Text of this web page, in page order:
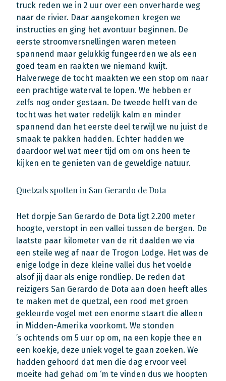
truck reden we in 2 uur over een onverharde weg
naar de rivier. Daar aangekomen kregen we
instructies en ging het avontuur beginnen. De
eerste stroomversnellingen waren meteen
spannend maar gelukkig fungeerden we als een
goed team en raakten we niemand kwijt.
Halverwege de tocht maakten we een stop om naar
een prachtige waterval te lopen. We hebben er
zelfs nog onder gestaan. De tweede helft van de
tocht was het water redelijk kalm en minder
spannend dan het eerste deel terwijl we nu juist de
smaak te pakken hadden. Echter hadden we
daardoor wel wat meer tijd om om ons heen te
kijken en te genieten van de geweldige natuur.
Quetzals spotten in San Gerardo de Dota
Het dorpje San Gerardo de Dota ligt 2.200 meter
hoogte, verstopt in een vallei tussen de bergen. De
laatste paar kilometer van de rit daalden we via
een steile weg af naar de Trogon Lodge. Het was de
enige lodge in deze kleine vallei dus het voelde
alsof jij daar als enige rondliep. De reden dat
reizigers San Gerardo de Dota aan doen heeft alles
te maken met de quetzal, een rood met groen
gekleurde vogel met een enorme staart die alleen
in Midden-Amerika voorkomt. We stonden
’s ochtends om 5 uur op om, na een kopje thee en
een koekje, deze uniek vogel te gaan zoeken. We
hadden gehoord dat men die dag ervoor veel
moeite had gehad om ‘m te vinden dus we hoopten